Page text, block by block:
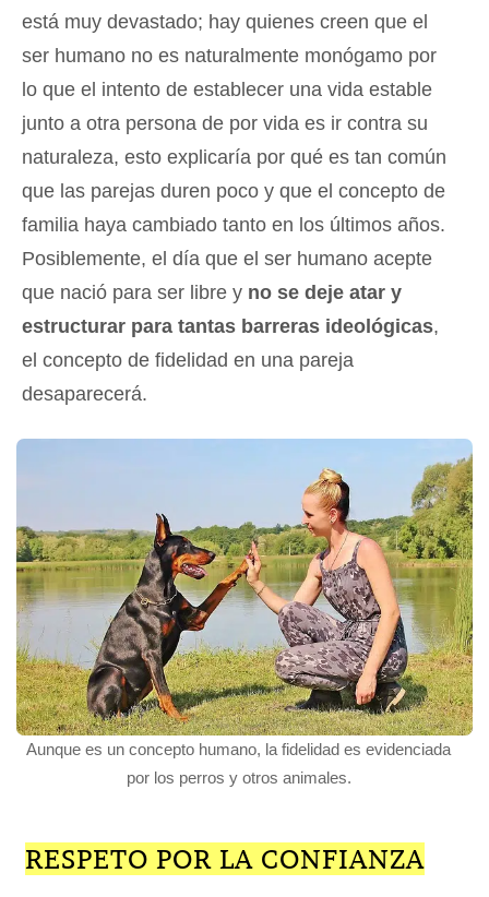
está muy devastado; hay quienes creen que el
ser humano no es naturalmente monógamo por
lo que el intento de establecer una vida estable
junto a otra persona de por vida es ir contra su
naturaleza, esto explicaría por qué es tan común
que las parejas duren poco y que el concepto de
familia haya cambiado tanto en los últimos años.
Posiblemente, el día que el ser humano acepte
que nació para ser libre y no se deje atar y
estructurar para tantas barreras ideológicas,
el concepto de fidelidad en una pareja
desaparecerá.
Aunque es un concepto humano, la fidelidad es evidenciada
por los perros y otros animales.
RESPETO POR LA CONFIANZA